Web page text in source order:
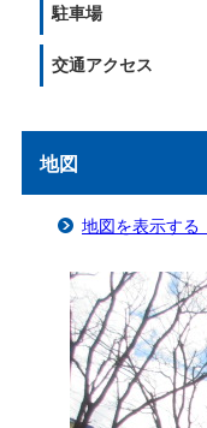
駐車場
交通アクセス
地図
地図を表示する